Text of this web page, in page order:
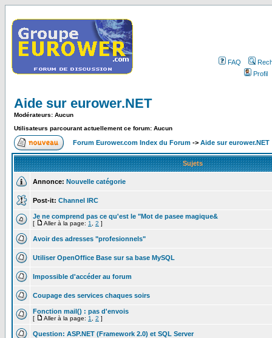
FAQ
Profil
Aide sur eurower.NET
Modérateurs: Aucun
Utilisateurs parcourant actuellement ce forum: Aucun
Forum Eurower.com Index du Forum -> Aide sur eurower.NET
Sujets
Annonce: Nouvelle catégorie
Post-it: Channel IRC
Je ne comprend pas ce qu'est le "Mot de pasee magique&
[ Aller à la page: 1 2 ]
Avoir des adresses "profesionnels"
Utiliser OpenOffice Base sur sa base MySQL
Impossible d'accéder au forum
Coupage des services chaques soirs
Fonction mail() : pas d'envois
[ Aller à la page: 1 2 ]
Question: ASP.NET (Framework 2.0) et SQL Server